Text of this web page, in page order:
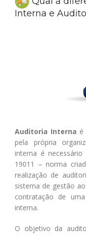
Interna e
Auditoria Interna é
pela própria
interna é
19011 – norma
realização de
sistema de gestão
contratação de
interna.
O objetivo da